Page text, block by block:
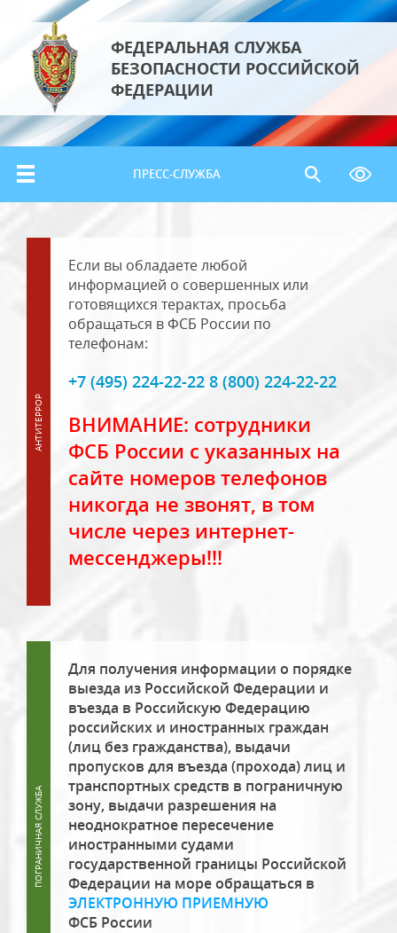
ФЕДЕРАЛЬНАЯ СЛУЖБА
БЕЗОПАСНОСТИ РОССИЙСКОЙ
ФЕДЕРАЦИИ
ПРЕСС-СЛУЖБА
Если вы обладаете любой
информацией о совершенных или
готовящихся терактах, просьба
обращаться в ФСБ России по
телефонам:
+7 (495) 224-22-22 8 (800) 224-22-22
ВНИМАНИЕ: сотрудники
ФСБ России с указанных на
сайте номеров телефонов
никогда не звонят, в том
числе через интернет-
мессенджеры!!!
Для получения информации о порядке
выезда из Российской Федерации и
въезда в Российскую Федерацию
российских и иностранных граждан
(лиц без гражданства), выдачи
пропусков для въезда (прохода) лиц и
транспортных средств в пограничную
зону, выдачи разрешения на
неоднократное пересечение
иностранными судами
государственной границы Российской
Федерации на море обращаться в
ЭЛЕКТРОННУЮ ПРИЕМНУЮ
ФСБ России